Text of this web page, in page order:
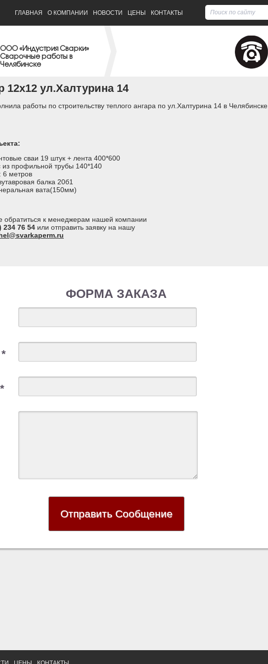
ГЛАВНАЯ О КОМПАНИИ НОВОСТИ ЦЕНЫ КОНТАКТЫ
ООО «Индустрия Сварки»
Сварочные работы в
Челябинске
12х12 ул.Халтурина 14
работы по строительству теплого ангара по ул.Халтурина 14 в Челябинске
сваи 19 штук + лента 400*600
из профильной трубы 140*140
6 метров
балка 20б1
вата(150мм)
обратиться к менеджерам нашей компании
234 76 54 или отправить заявку на нашу
ФОРМА ЗАКАЗА
*
*